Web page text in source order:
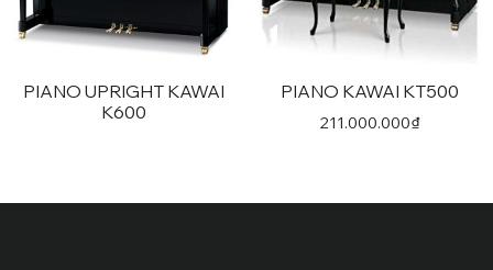
PIANO UPRIGHT KAWAI
K600
PIANO KAWAI KT500
211.000.000₫